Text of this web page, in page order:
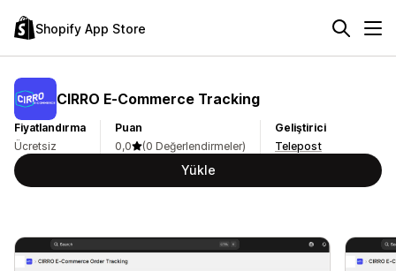
Shopify App Store
CIRRO E‑Commerce Tracking
Fiyatlandırma
Ücretsiz
Puan
0,0
(0 Değerlendirmeler)
Geliştirici
Telepost
Yükle